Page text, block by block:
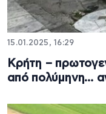
15.01.2025, 16:29
Κρήτη –
από πολύμηνη…